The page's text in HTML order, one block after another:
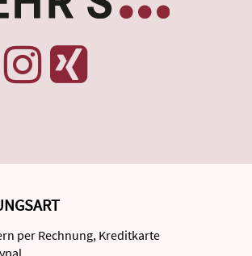
per Rechnung, Kreditkarte